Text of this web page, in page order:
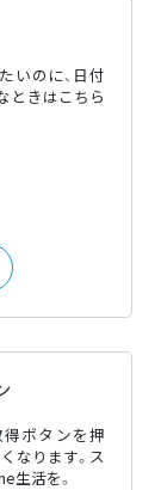
いのに、日付
なときはこちら
ボタンを押
なります。ス
生活を。